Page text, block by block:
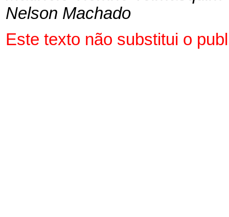
Nelson Machado
Este texto não substitui o